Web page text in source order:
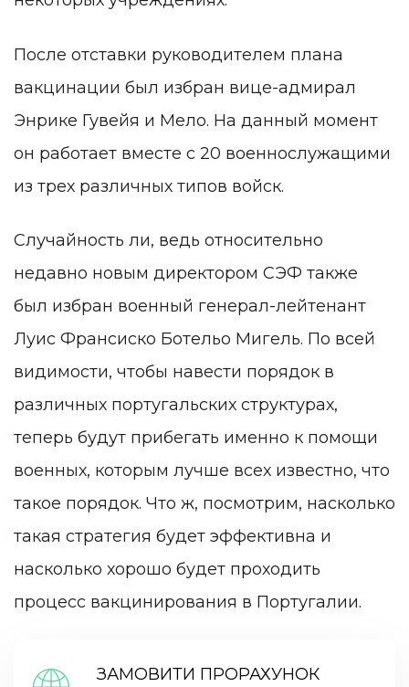
После отставки руководителем плана
вакцинации был избран вице-адмирал
Энрике Гувейя и Мело. На данный момент
он работает вместе с 20 военнослужащими
из трех различных типов войск.
Случайность ли, ведь относительно
недавно новым директором СЭФ также
был избран военный генерал-лейтенант
Луис Франсиско Ботельо Мигель. По всей
видимости, чтобы навести порядок в
различных португальских структурах,
теперь будут прибегать именно к помощи
военных, которым лучше всех известно, что
такое порядок. Что ж, посмотрим, насколько
такая стратегия будет эффективна и
насколько хорошо будет проходить
процесс вакцинирования в Португалии.
ЗАМОВИТИ ПРОРАХУНОК